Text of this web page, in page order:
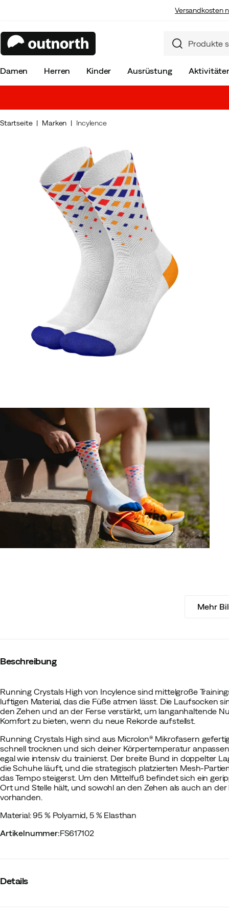
Versandkosten
Damen Herren Kinder Ausrüstung
Startseite Marken Incylence
Mehr
Beschreibung
Running Crystals High von Incylence sind mittelgroße
luftigen Material, das die Füße atmen lässt. Die Laufsocken
den Zehen und an der Ferse verstärkt, um langanhaltende
Komfort zu bieten, wenn du neue Rekorde aufstellst.
Running Crystals High sind aus Microlon® Mikrofasern
schnell trocknen und sich deiner Körpertemperatur
egal wie intensiv du trainierst. Der breite Bund in doppelter
die Schuhe läuft, und die strategisch platzierten Mesh-
das Tempo steigerst. Um den Mittelfuß befindet sich ein
Ort und Stelle hält, und sowohl an den Zehen als auch an
vorhanden.
Material: 95 % Polyamid, 5 % Elasthan
Artikelnummer:FS617102
Details